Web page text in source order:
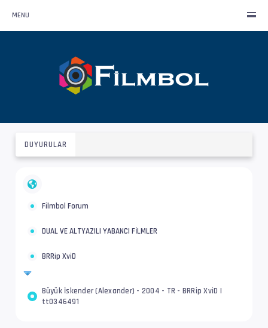
MENU
DUYURULAR
Filmbol Forum
DUAL VE ALTYAZILI YABANCI FİLMLER
BRRip XviD
Büyük İskender (Alexander) - 2004 - TR - BRRip XviD |
tt0346491